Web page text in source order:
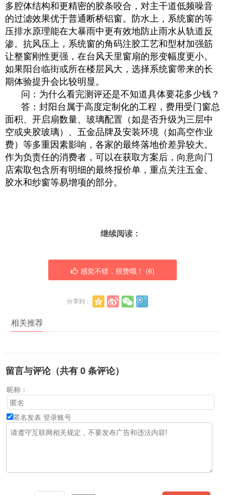
多腔体结构和更精密的胶条咬合，对主干道低频噪音
的过滤效果优于普通断桥铝窗。防水上，系统窗的等
压排水原理能在大暴雨中更有效地防止雨水从轨道反
渗。抗风压上，系统窗的角码注胶工艺和型材加强筋
让整窗刚性更强，在台风天里窗扇的形变幅度更小。
如果阳台临街或所在楼层风大，选择系统窗带来的长
期体验提升会比较明显。
问：为什么看完测评还是不知道具体要花多少钱？
答：封阳台属于高度定制化的工程，费用受门窗总
面积、开启扇数量、玻璃配置（如是否升级为三层中
空或夹胶玻璃）、五金品牌及安装环境（如高空作业
费）等多重因素影响，各家的最终落地价差异较大。
作为负责任的消费者，可以在获取方案后，向意向门
店索取包含所有明细的最终报价单，重点关注五金、
胶水和纱窗等易增项的部分。
继续阅读：
感觉不错，很赞哦！ (6)
分享到：
相关推荐
留言与评论（共有0条评论）
昵称：
匿名发表 登录账号